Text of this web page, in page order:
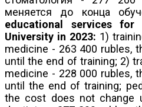
меняется до конца
educational services
University in 2023: 1)
medicine - 263 400 rubles,
until the end of training; 2)
medicine - 228 000 rubles,
until the end of training;
the cost does not change